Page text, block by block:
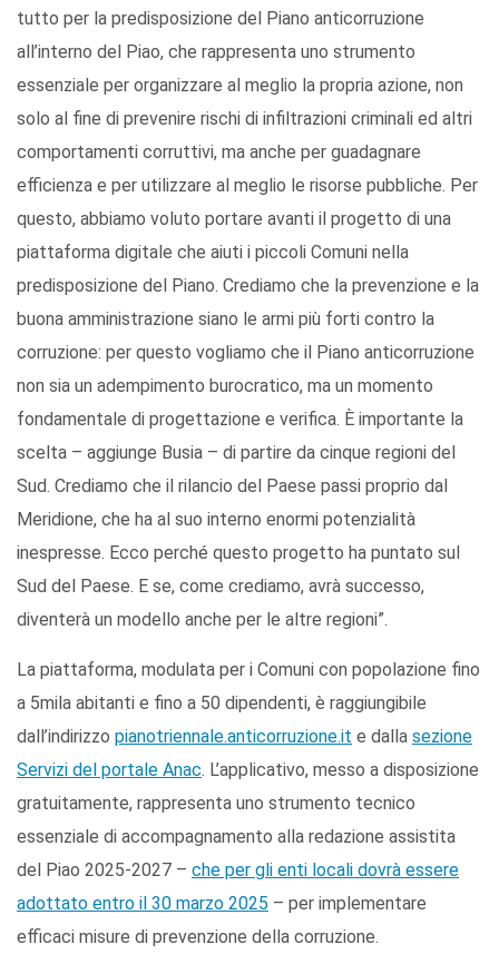
tutto per la predisposizione del Piano anticorruzione
all’interno del Piao, che rappresenta uno strumento
essenziale per organizzare al meglio la propria azione, non
solo al fine di prevenire rischi di infiltrazioni criminali ed altri
comportamenti corruttivi, ma anche per guadagnare
efficienza e per utilizzare al meglio le risorse pubbliche. Per
questo, abbiamo voluto portare avanti il progetto di una
piattaforma digitale che aiuti i piccoli Comuni nella
predisposizione del Piano. Crediamo che la prevenzione e la
buona amministrazione siano le armi più forti contro la
corruzione: per questo vogliamo che il Piano anticorruzione
non sia un adempimento burocratico, ma un momento
fondamentale di progettazione e verifica. È importante la
scelta – aggiunge Busia – di partire da cinque regioni del
Sud. Crediamo che il rilancio del Paese passi proprio dal
Meridione, che ha al suo interno enormi potenzialità
inespresse. Ecco perché questo progetto ha puntato sul
Sud del Paese. E se, come crediamo, avrà successo,
diventerà un modello anche per le altre regioni”.
La piattaforma, modulata per i Comuni con popolazione fino
a 5mila abitanti e fino a 50 dipendenti, è raggiungibile
dall’indirizzo pianotriennale.anticorruzione.it e dalla sezione
Servizi del portale Anac. L’applicativo, messo a disposizione
gratuitamente, rappresenta uno strumento tecnico
essenziale di accompagnamento alla redazione assistita
del Piao 2025-2027 – che per gli enti locali dovrà essere
adottato entro il 30 marzo 2025 – per implementare
efficaci misure di prevenzione della corruzione.